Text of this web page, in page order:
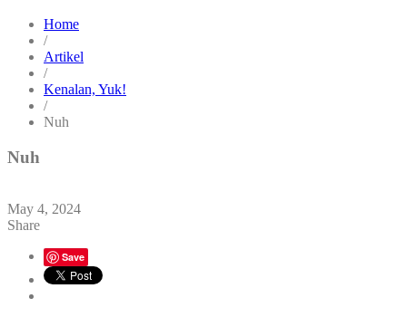
Home
/
Artikel
/
Kenalan, Yuk!
/
Nuh
Nuh
May 4, 2024
Share
Save